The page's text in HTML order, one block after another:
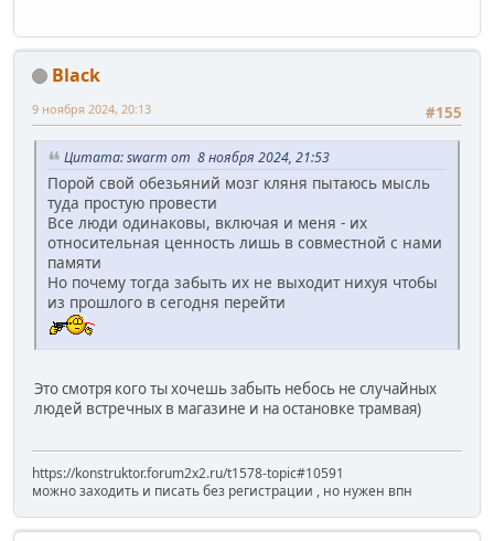
Black
#155
9 ноября 2024, 20:13
Цитата: swarm от 8 ноября 2024, 21:53
Порой свой обезьяний мозг кляня пытаюсь мысль
туда простую провести
Все люди одинаковы, включая и меня - их
относительная ценность лишь в совместной с нами
памяти
Но почему тогда забыть их не выходит нихуя чтобы
из прошлого в сегодня перейти
Это смотря кого ты хочешь забыть небось не случайных
людей встречных в магазине и на остановке трамвая)
https://konstruktor.forum2x2.ru/t1578-topic#10591
можно заходить и писать без регистрации , но нужен впн